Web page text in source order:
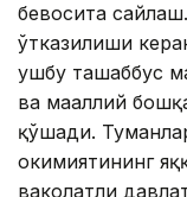
бевосита
ўтказилиши
ушбу ташаббус
ва маҳаллий
қўшади.
ҳокимиятининг
ваколатли